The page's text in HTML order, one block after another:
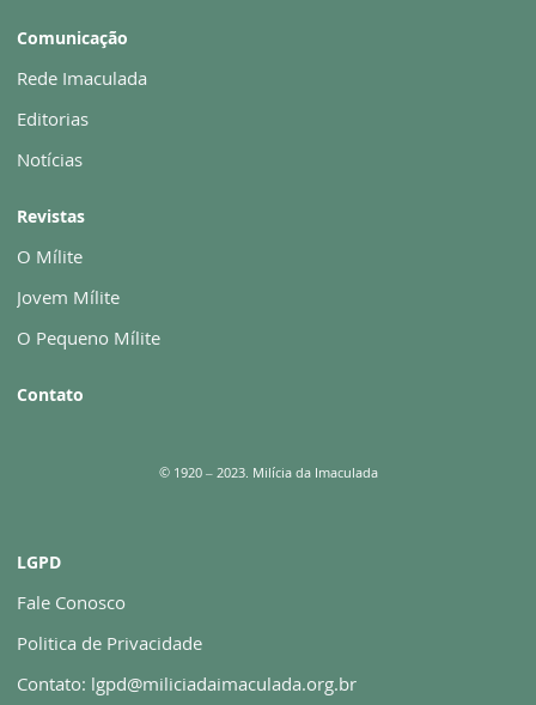
Comunicação
Rede Imaculada
Editorias
Notícias
Revistas
O Mílite
Jovem Mílite
O Pequeno Mílite
Contato
© 1920 – 2023. Milícia da Imaculada
LGPD
Fale Conosco
Politica de Privacidade
Contato: lgpd@miliciadaimaculada.org.br